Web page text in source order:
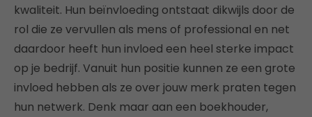
kwaliteit. Hun beïnvloeding ontstaat dikwijls door de
rol die ze vervullen als mens of professional en net
daardoor heeft hun invloed een heel sterke impact
op je bedrijf. Vanuit hun positie kunnen ze een grote
invloed hebben als ze over jouw merk praten tegen
hun netwerk. Denk maar aan een boekhouder,